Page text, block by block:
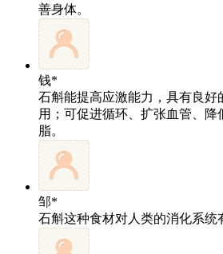
善身体。
钱*
石斛能提高应激能力，具有良好
用；可促进循环、扩张血管、降
脂。
邹*
石斛这种食材对人类的消化系统